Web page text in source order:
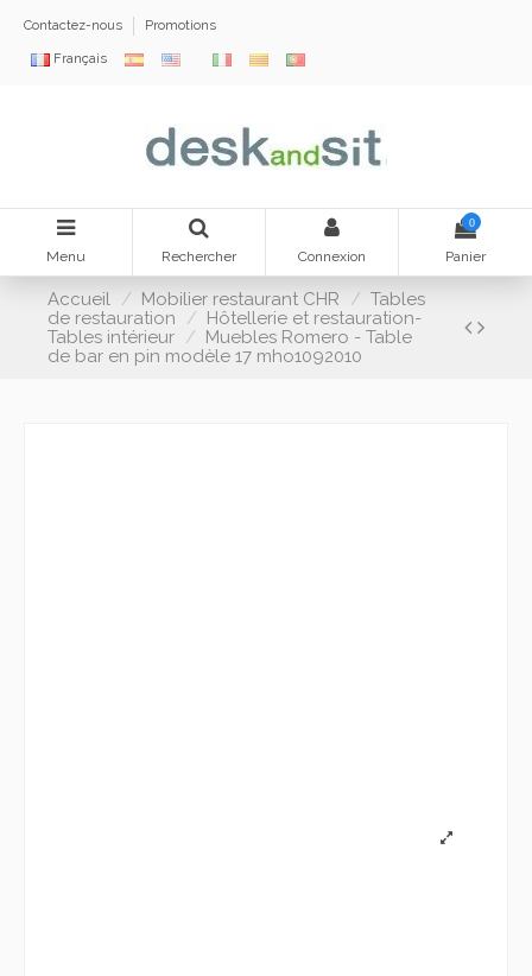
Contactez-nous Promotions
Français
Menu Rechercher Connexion
0
Panier
Accueil Mobilier restaurant CHR
Tables
de restauration
Hôtellerie et restauration-
Tables intérieur
Muebles Romero - Table
de bar en pin modèle 17 mho1092010